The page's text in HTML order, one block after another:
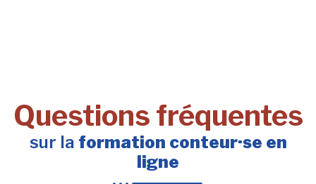
Questions fréquentes
sur la formation conteur·se en
ligne